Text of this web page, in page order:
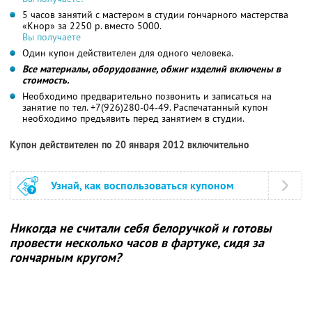
5 часов занятий с мастером в студии гончарного мастерства
«Кнор» за 2250 р. вместо 5000.
Вы получаете
Один купон действителен для одного человека.
Все материалы, оборудование, обжиг изделий включены в
стоимость.
Необходимо предварительно позвонить и записаться на
занятие по тел. +7(926)280-04-49. Распечатанный купон
необходимо предъявить перед занятием в студии.
Купон действителен по 20 января 2012 включительно
Узнай, как воспользоваться купоном
Никогда не считали себя белоручкой и готовы
провести несколько часов в фартуке, сидя за
гончарным кругом?